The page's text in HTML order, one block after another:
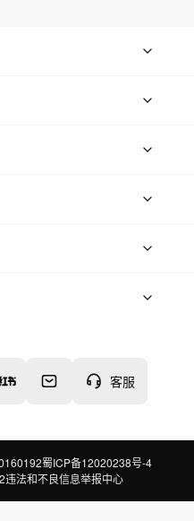
客服
蜀ICP备12020238号-4
违法和不良信息举报中心